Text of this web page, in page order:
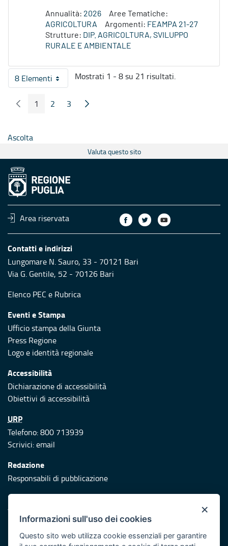
Annualità: 2026
Aree Tematiche:
AGRICOLTURA
Argomenti: FEAMPA 21-27
Strutture: DIP. AGRICOLTURA, SVILUPPO
RURALE E AMBIENTALE
8 ElementiPer pagina
Mostrati 1 - 8 su 21 risultati.
Pagina Precedente
Pagina
1 Pagina
2 Pagina
3 Pagina Seguente
Ascolta
Valuta questo sito
Area riservata
Contatti e indirizzi
Lungomare N. Sauro, 33 - 70121 Bari
Via G. Gentile, 52 - 70126 Bari
Elenco PEC e Rubrica
Eventi e Stampa
Ufficio stampa della Giunta
Press Regione
Logo e identità regionale
Accessibilità
Dichiarazione di accessibilità
Obiettivi di accessibilità
URP
Telefono: 800 713939
Scrivici:email
Redazione
Responsabili di pubblicazione
Protezione civile
Vai al sito di Protezione Civile Puglia
Iniziativa finanziata con risorse del POR Puglia 2014/2020 -
×
Informazioni sull'uso dei cookies
Questo sito web utilizza cookie essenziali per garantire